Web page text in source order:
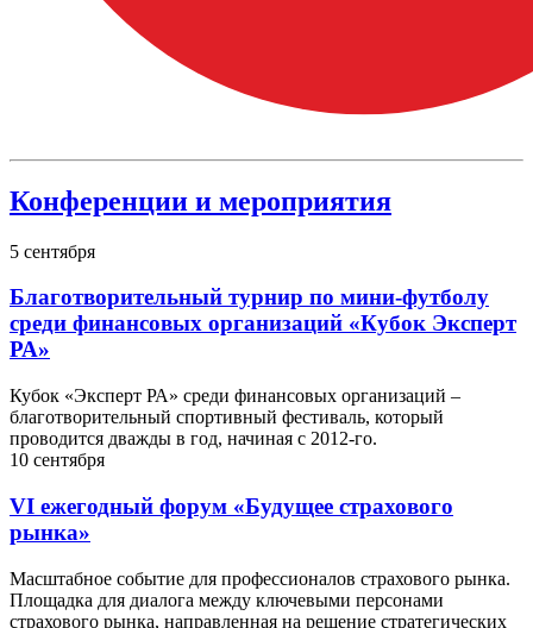
Конференции и мероприятия
5 сентября
Благотворительный турнир по мини-футболу
среди финансовых организаций «Кубок Эксперт
РА»
Кубок «Эксперт РА» среди финансовых организаций –
благотворительный спортивный фестиваль, который
проводится дважды в год, начиная с 2012-го.
10 сентября
VI ежегодный форум «Будущее страхового
рынка»
Масштабное событие для профессионалов страхового рынка.
Площадка для диалога между ключевыми персонами
страхового рынка, направленная на решение стратегических